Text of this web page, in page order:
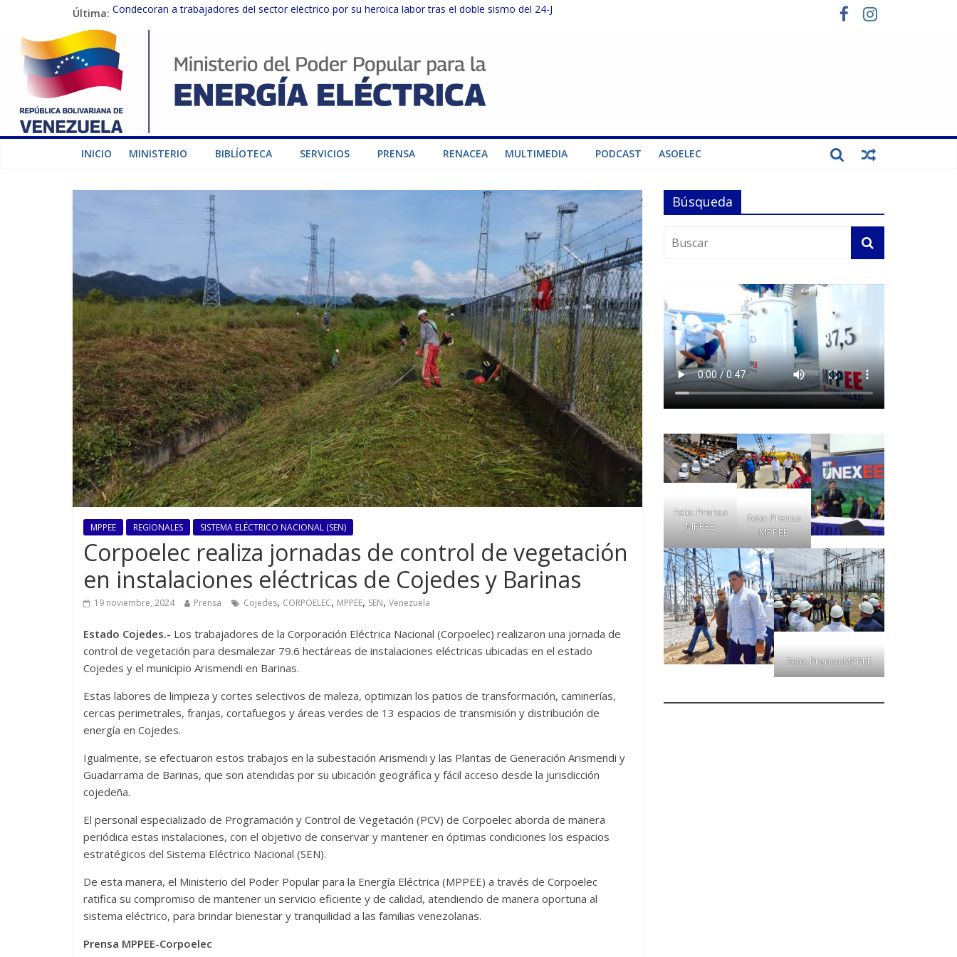
Última: Condecoran a trabajadores del sector eléctrico por su heroica labor tras el doble sismo del 24-J
Gobierno Nacional coordina acciones con el sector privado para fortalecer el SEN ante el «Súper Niño»
Inspeccionan trabajos de rehabilitación en instalaciones del SEN en Carabobo
Gobierno Nacional activa plan preventivo para fortalecer el SEN ante el fenómeno de El Niño
Termocarabobo recupera el 50% de su capacidad de generación para fortalecer el SEN
INICIO MINISTERIO BIBLÍOTECA SERVICIOS PRENSA RENACEA MULTIMEDIA PODCAST ASOELEC
MPPEE REGIONALES SISTEMA ELÉCTRICO NACIONAL (SEN)
Corpoelec realiza jornadas de control de vegetación
en instalaciones eléctricas de Cojedes y Barinas
19 noviembre, 2024 Prensa Cojedes, CORPOELEC, MPPEE, SEN, Venezuela
Estado Cojedes.- Los trabajadores de la Corporación Eléctrica Nacional (Corpoelec) realizaron una jornada de
control de vegetación para desmalezar 79.6 hectáreas de instalaciones eléctricas ubicadas en el estado
Cojedes y el municipio Arismendi en Barinas.
Estas labores de limpieza y cortes selectivos de maleza, optimizan los patios de transformación, caminerías,
cercas perimetrales, franjas, cortafuegos y áreas verdes de 13 espacios de transmisión y distribución de
energía en Cojedes.
Igualmente, se efectuaron estos trabajos en la subestación Arismendi y las Plantas de Generación Arismendi y
Guadarrama de Barinas, que son atendidas por su ubicación geográfica y fácil acceso desde la jurisdicción
cojedeña.
El personal especializado de Programación y Control de Vegetación (PCV) de Corpoelec aborda de manera
periódica estas instalaciones, con el objetivo de conservar y mantener en óptimas condiciones los espacios
estratégicos del Sistema Eléctrico Nacional (SEN).
De esta manera, el Ministerio del Poder Popular para la Energía Eléctrica (MPPEE) a través de Corpoelec
ratifica su compromiso de mantener un servicio eficiente y de calidad, atendiendo de manera oportuna al
sistema eléctrico, para brindar bienestar y tranquilidad a las familias venezolanas.
Prensa MPPEE-Corpoelec
Búsqueda
Foto: Prensa
MPPEE
Foto: Prensa
MPPEE
Foto: Prensa MPPEE